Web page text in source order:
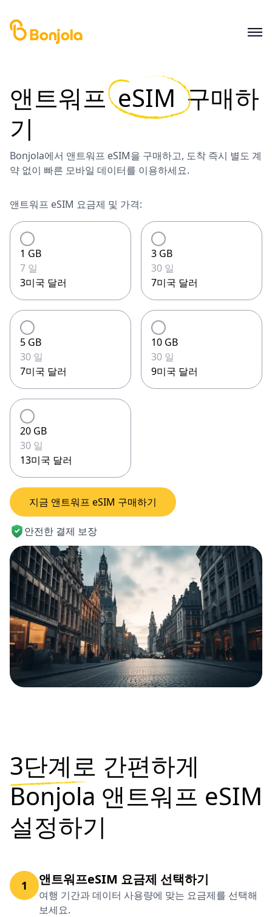
앤트워프 eSIM 구매하
기
Bonjola에서 앤트워프 eSIM을 구매하고, 도착 즉시 별도 계
약 없이 빠른 모바일 데이터를 이용하세요.
앤트워프 eSIM 요금제 및 가격:
1 GB
7 일
3미국 달러
3 GB
30 일
7미국 달러
5 GB
30 일
7미국 달러
10 GB
30 일
9미국 달러
20 GB
30 일
13미국 달러
지금 앤트워프 eSIM 구매하기
안전한 결제 보장
3단계로 간편하게
Bonjola 앤트워프 eSIM
설정하기
1 앤트워프eSIM 요금제 선택하기
여행 기간과 데이터 사용량에 맞는 요금제를 선택해
보세요.